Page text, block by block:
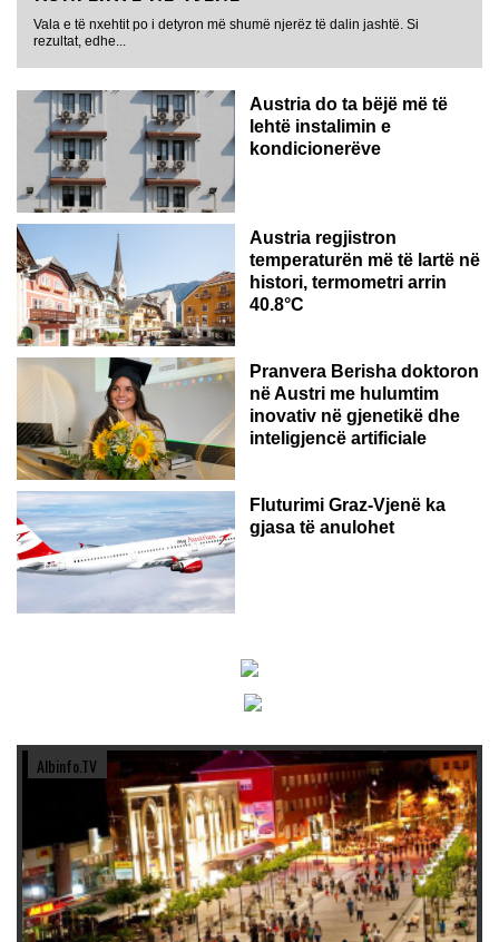
Vala e të nxehtit po i detyron më shumë njerëz të dalin jashtë. Si
rezultat, edhe...
Austria do ta bëjë më të
lehtë instalimin e
kondicionerëve
Austria regjistron
temperaturën më të lartë në
histori, termometri arrin
40.8°C
AUSTRI
Pranvera Berisha doktoron
në Austri me hulumtim
inovativ në gjenetikë dhe
inteligjencë artificiale
Fluturimi Graz-Vjenë ka
gjasa të anulohet
Albinfo.TV